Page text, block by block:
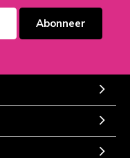
Abonneer